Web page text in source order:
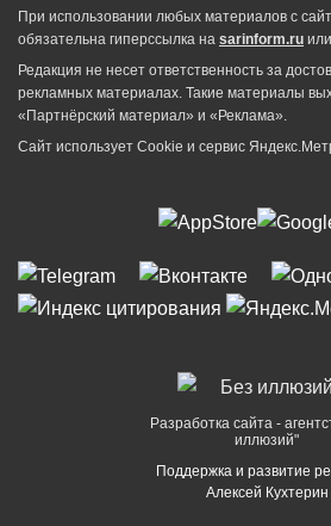
При использовании любых материалов с
обязательна гиперссылка на sarinform.ru
Редакция не несет ответственность за
рекламных материалах. Такие материалы
«Партнёрский материал» и «Реклама».
Сайт использует Cookie и сервиc
Разработка сайта -
иллюзий"
Поддержка и развитие
Алексей Кухтерин